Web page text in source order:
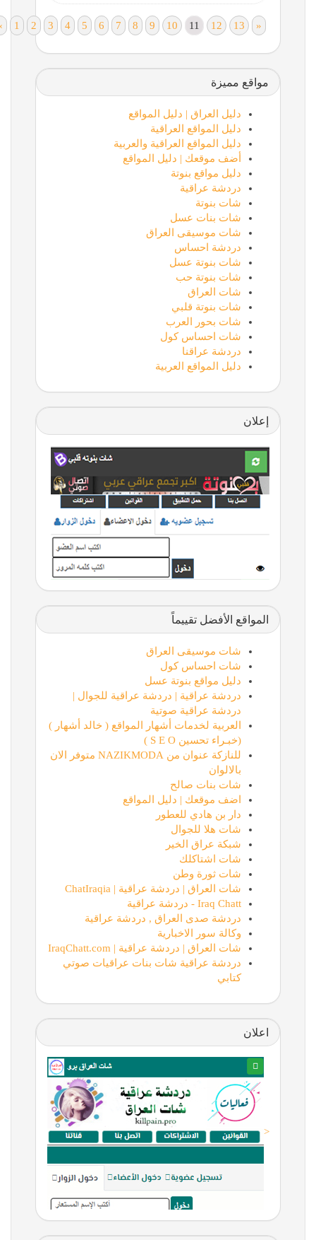
9 10 11 12 13
مواقع مميزة
دليل العراق | دليل المواقع
دليل المواقع العراقية
دليل المواقع العراقية والعربية
أضف موقعك | دليل المواقع
دليل مواقع بنوتة
دردشة عراقية
شات بنوتة
شات بنات عسل
شات موسيقى العراق
دردشة احساس
شات بنوتة عسل
شات بنوتة حب
شات العراق
شات بنوتة قلبي
شات بحور العرب
شات احساس كول
دردشة عراقنا
دليل المواقع العربية
إعلان
المواقع الأفضل تقييماً
شات موسيقى العراق
شات احساس كول
دليل مواقع بنوتة عسل
دردشة عراقية | دردشة عراقية للجوال |
دردشة عراقية صوتية
العربية لخدمات أشهار المواقع ( خالد أشهار )
(خبـراء تحسين S E O )
للنازكة عنوان من NAZIKMODA متوفر الان
بالالوان
شات بنات صالح
اضف موقعك | دليل المواقع
دار بن هادي للعطور
شات هلا للجوال
شبكة عراق الخير
شات اشتاكلك
شات ثورة وطن
شات العراق | دردشة عراقية | ChatIraqia
Iraq Chatt - دردشة عراقية
دردشة صدى العراق , دردشة عراقية
وكالة سور الاخبارية
شات العراق | دردشة عراقية | IraqChatt.com
دردشة عراقية شات بنات عراقيات صوتي
كتابي
اعلان